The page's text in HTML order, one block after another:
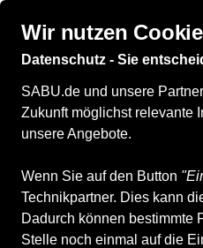
Wir nutzen
Datenschutz - Sie
SABU.de und unsere
Zukunft möglichst relevante
unsere Angebote.
Wenn Sie auf den Button
Technikpartner. Dies kann
Dadurch können bestimmte
Stelle noch einmal auf die
Damenschuhe
Unsere